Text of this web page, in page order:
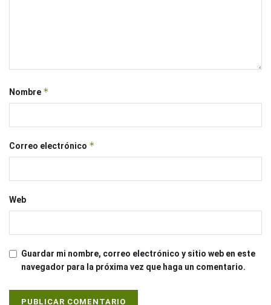
Nombre *
Correo electrónico *
Web
Guardar mi nombre, correo electrónico y sitio web en este
navegador para la próxima vez que haga un comentario.